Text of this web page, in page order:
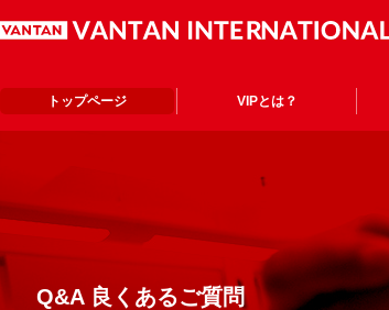
トップページ VIPとは？
Q&A 良くあるご質問